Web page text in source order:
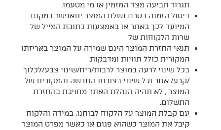
תגרור תביעה מצד המזמין או מי מטעמו.
ביטול הזמנה בטרם נשלח המוצר יתאפשר במקום
המיועד לכך באתר או באמצעות כתובת המייל של
שרות הלקוחות של
תנאי החזרת המוצר הינם שמירה על המוצר באריזתו
המקורית כולל תוויות ומדבקות.
בכל שינוי לרעה במוצר לרבות/ריח/שינוי צבע/לכלוך
/קרע/ אחר וכל שינוי בצורתו החדשה והמקורית של
המוצר , לא תהיה הנהלת האתר מחויבת בהחזרת
התשלום.
עם קבלת המוצר על הלקוח לבוחנו. במידה והלקוח
קיבל את המוצר כשהוא פגום או כאשר מפרט המוצר